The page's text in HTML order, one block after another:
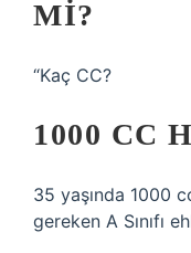
MI?
“Kaç CC?
1000 CC
35 yaşında 1000
gereken A Sınıfı